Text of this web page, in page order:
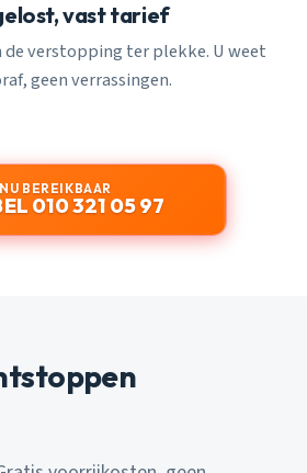
vast tarief
de verstopping ter plekke. U weet
geen verrassingen.
NU BEREIKBAAR
010 321 05 97